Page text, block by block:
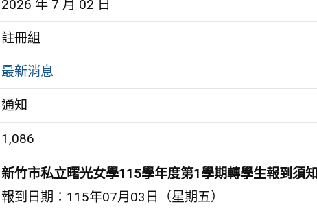
2026 年 7 月 02 日
註冊組
最新消息
通知
1,086
新竹市私立曙光女學115學年度第1學期轉學生報到須知
報到日期：115年07月03日（星期五）